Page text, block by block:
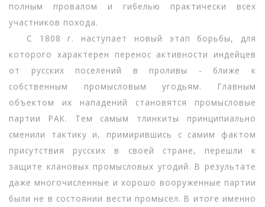
полным провалом и гибелью практически всех
участников похода.
С 1808 г. наступает новый этап борьбы, для
которого характерен перенос активности индейцев
от русских поселений в проливы - ближе к
собственным промысловым угодьям. Главным
объектом их нападений становятся промысловые
партии РАК. Тем самым тлинкиты принципиально
сменили тактику и, примирившись с самим фактом
присутствия русских в своей стране, перешли к
защите клановых промысловых угодий. В результате
даже многочисленные и хорошо вооруженные партии
были не в состоянии вести промысел. В итоге именно